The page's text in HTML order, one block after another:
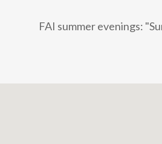
FAI summer evenings: